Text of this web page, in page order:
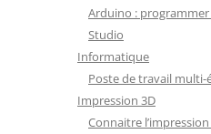
Arduino : programmer
Studio
Informatique
Poste de travail multi-
Impression 3D
Connaitre